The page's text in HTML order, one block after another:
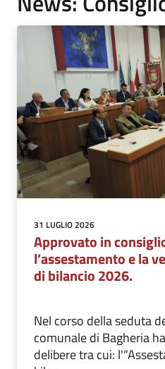
31 LUGLIO 2026
Approvato in
l’assestamento e la
di bilancio 2026.
Nel corso della seduta
comunale di Bagheria
delibere tra cui: